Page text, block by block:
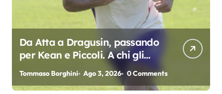
Da Atta a Dragusin, passando
per Kean e Piccoli. A chi gli
oscar del precampionato?
Tommaso Borghini Ago 3, 2026 0 Comments